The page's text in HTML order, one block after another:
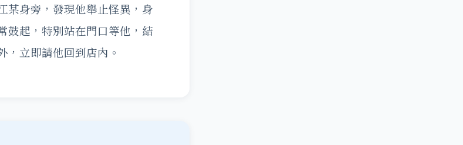
某身旁，發現他舉止怪異，身
鼓起，特別站在門口等他，結
，立即請他回到店內。